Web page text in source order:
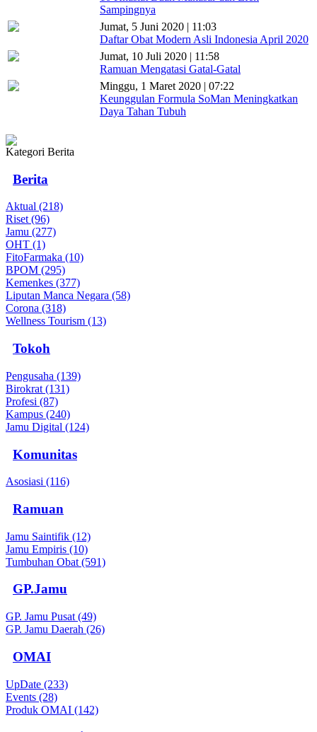
Sampingnya
Jumat, 5 Juni 2020 | 11:03
Daftar Obat Modern Asli Indonesia April 2020
Jumat, 10 Juli 2020 | 11:58
Ramuan Mengatasi Gatal-Gatal
Minggu, 1 Maret 2020 | 07:22
Keunggulan Formula SoMan Meningkatkan
Daya Tahan Tubuh
Kategori Berita
Berita
Aktual (218)
Riset (96)
Jamu (277)
OHT (1)
FitoFarmaka (10)
BPOM (295)
Kemenkes (377)
Liputan Manca Negara (58)
Corona (318)
Wellness Tourism (13)
Tokoh
Pengusaha (139)
Birokrat (131)
Profesi (87)
Kampus (240)
Jamu Digital (124)
Komunitas
Asosiasi (116)
Ramuan
Jamu Saintifik (12)
Jamu Empiris (10)
Tumbuhan Obat (591)
GP.Jamu
GP. Jamu Pusat (49)
GP. Jamu Daerah (26)
OMAI
UpDate (233)
Events (28)
Produk OMAI (142)